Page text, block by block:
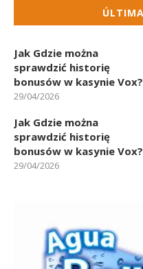
Jak Gdzie można
sprawdzić historię
bonusów w kasynie Vox?
29/04/2026
Jak Gdzie można
sprawdzić historię
bonusów w kasynie Vox?
29/04/2026